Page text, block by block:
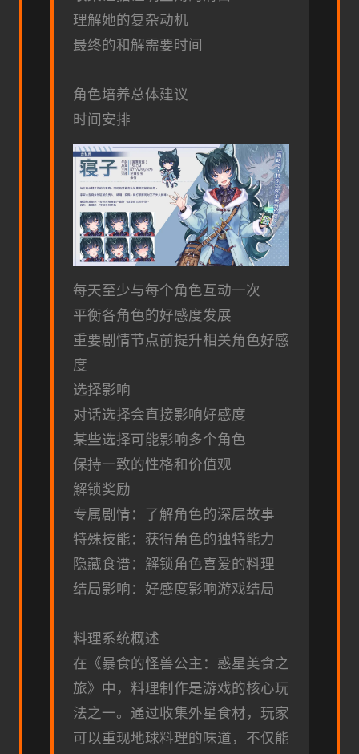
理解她的复杂动机
最终的和解需要时间
角色培养总体建议
时间安排
每天至少与每个角色互动一次
平衡各角色的好感度发展
重要剧情节点前提升相关角色好感
度
选择影响
对话选择会直接影响好感度
某些选择可能影响多个角色
保持一致的性格和价值观
解锁奖励
专属剧情：了解角色的深层故事
特殊技能：获得角色的独特能力
隐藏食谱：解锁角色喜爱的料理
结局影响：好感度影响游戏结局
料理系统概述
在《暴食的怪兽公主：惑星美食之
旅》中，料理制作是游戏的核心玩
法之一。通过收集外星食材，玩家
可以重现地球料理的味道，不仅能